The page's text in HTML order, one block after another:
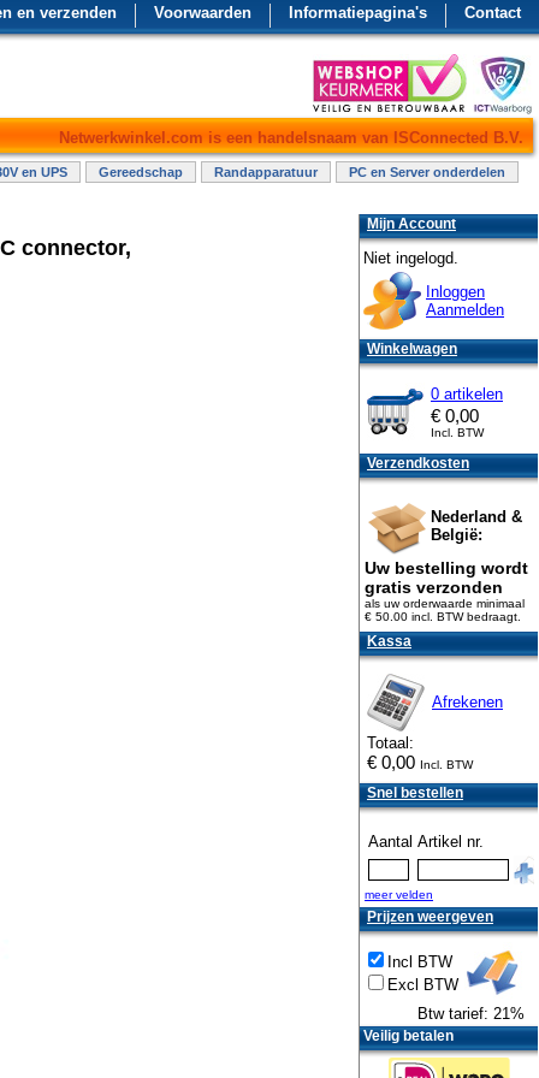
Contact
Informatiepagina's
Voorwaarden
en verzenden
Netwerkwinkel.com is een handelsnaam van ISConnected B.V.
en UPS Gereedschap Randapparatuur PC en Server onderdelen
connector,
Mijn Account
Niet ingelogd.
Inloggen
Aanmelden
Winkelwagen
0 artikelen
€ 0,00
Incl. BTW
Verzendkosten
Nederland &
België:
Uw bestelling wordt
gratis verzonden
als uw orderwaarde minimaal
€ 50.00 incl. BTWbedraagt.
Kassa
Afrekenen
Totaal:
€ 0,00 Incl. BTW
Snel bestellen
Aantal Artikel nr.
meer velden
Prijzen weergeven
Incl BTW
Excl BTW
Btw tarief: 21%
Veilig betalen